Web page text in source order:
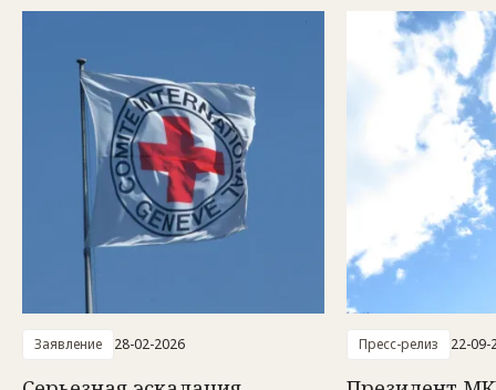
Заявление 28-02-2026 Пресс-релиз 22-09-